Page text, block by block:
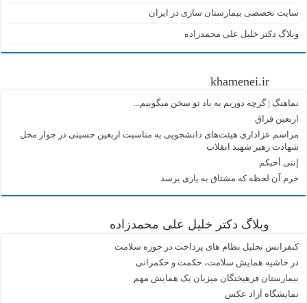
سایت تخصصی بیمارستان سازی در ایران
وبلاگ دکتر خلیل علی محمدزاده
khamenei.ir
نماهنگ |‌ گرچه دوریم به یاد تو سخن میگوییم...
اربعین فراق
مراسم عزاداری هیئت‌های دانشجویی به مناسبت اربعین حسینی در جوار محل
شهادت رهبر شهید انقلاب
إننی أحبکم
خرم آن لحظه که مشتاق به یاری برسد
وبلاگ دکتر خلیل علی محمدزاده
کنفرانس تحلیل نظام های پرداخت در حوزه سلامت
در حاشیه همایش سلامت، حکمت و حکمرانی
بیمارستان فرهیختگان میزبان یک همایش مهم
نمایشگاه آزاد عکس